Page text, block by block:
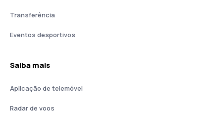
Transferência
Eventos desportivos
Saiba mais
Aplicação de telemóvel
Radar de voos